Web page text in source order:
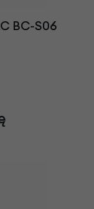
BC-S06